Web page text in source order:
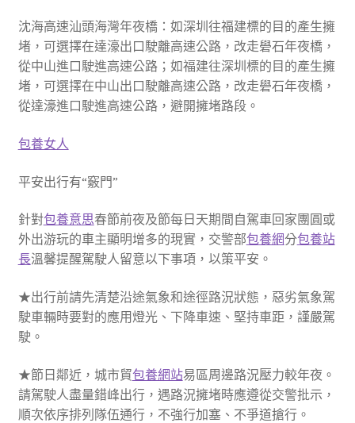
沈海高速汕頭海灣年夜橋：如深圳往福建標的目的產生擁
堵，可選擇在達濠出口駛離高速公路，改走礐石年夜橋，
從中山進口駛進高速公路；如福建往深圳標的目的產生擁
堵，可選擇在中山出口駛離高速公路，改走礐石年夜橋，
從達濠進口駛進高速公路，避開擁堵路段。
包養女人
平安出行有“竅門”
針對包養意思春節前夜及節每日天期間自駕車回家團圓或
外出游玩的車主顯明增多的現實，交警部包養網分包養站
長溫馨提醒駕駛人留意以下事項，以策平安。
★出行前請先清楚沿途氣象和途徑路況狀態，惡劣氣象駕
駛車輛時要對的應用燈光、下降車速、堅持車距，謹嚴駕
駛。
★節日鄰近，城市貿包養網站易區周邊路況壓力較年夜。
請駕駛人盡量錯峰出行，遇路況擁堵時應遵從交警批示，
順次依序排列隊伍通行，不強行加塞、不爭道搶行。